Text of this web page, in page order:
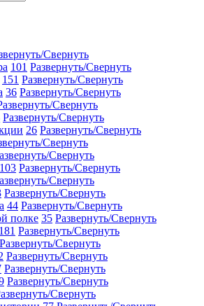
Свернуть
101 Развернуть/Свернуть
151 Развернуть/Свернуть
36 Развернуть/Свернуть
Свернуть
Развернуть/Свернуть
26 Развернуть/Свернуть
Свернуть
Свернуть
103 Развернуть/Свернуть
Свернуть
Развернуть/Свернуть
44 Развернуть/Свернуть
полке 35 Развернуть/Свернуть
181 Развернуть/Свернуть
Развернуть/Свернуть
Развернуть/Свернуть
Развернуть/Свернуть
Развернуть/Свернуть
Свернуть